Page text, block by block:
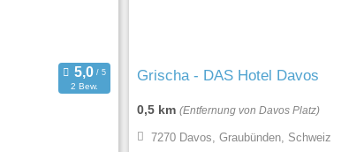
2 Bew.
Grischa - DAS Hotel Davos
0,5 km (Entfernung von Davos Platz)
7270 Davos, Graubünden, Schweiz